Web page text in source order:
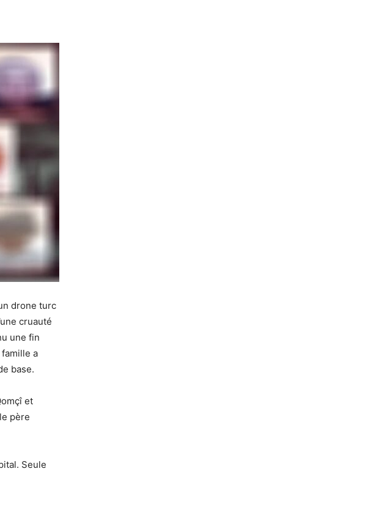
drone turc
cruauté
une fin
a
base.
et
père
Seule